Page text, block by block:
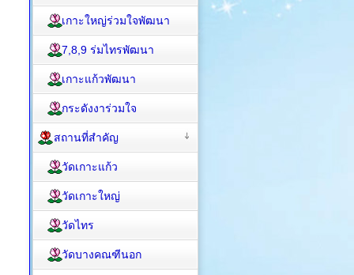
เกาะใหญ่ร่วมใจพัฒนา
7,8,9 ร่มไทรพัฒนา
เกาะแก้วพัฒนา
กระดังงาร่วมใจ
สถานที่สำคัญ
วัดเกาะแก้ว
วัดเกาะใหญ่
วัดไทร
วัดบางคณฑีนอก